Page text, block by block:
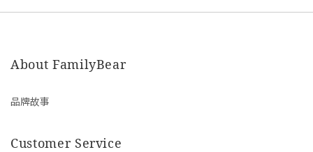
About FamilyBear
品牌故事
Customer Service